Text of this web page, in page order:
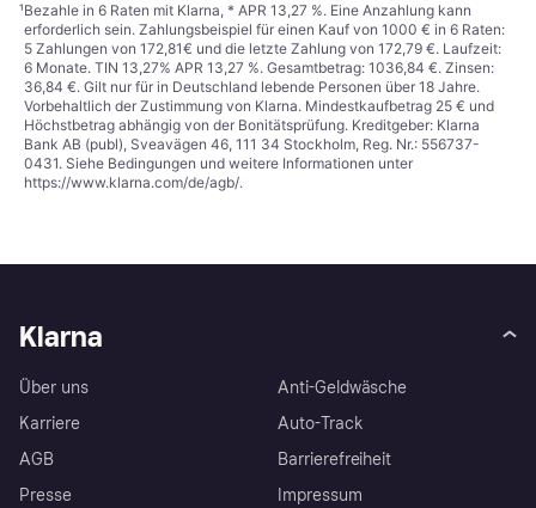
¹Bezahle in 6 Raten mit Klarna, * APR 13,27 %. Eine Anzahlung kann
erforderlich sein. Zahlungsbeispiel für einen Kauf von 1000 € in 6 Raten:
5 Zahlungen von 172,81€ und die letzte Zahlung von 172,79 €. Laufzeit:
6 Monate. TIN 13,27% APR 13,27 %. Gesamtbetrag: 1036,84 €. Zinsen:
36,84 €. Gilt nur für in Deutschland lebende Personen über 18 Jahre.
Vorbehaltlich der Zustimmung von Klarna. Mindestkaufbetrag 25 € und
Höchstbetrag abhängig von der Bonitätsprüfung. Kreditgeber: Klarna
Bank AB (publ), Sveavägen 46, 111 34 Stockholm, Reg. Nr.: 556737-
0431. Siehe Bedingungen und weitere Informationen unter
https://www.klarna.com/de/agb/.
Klarna
Über uns
Karriere
AGB
Presse
Anti-Geldwäsche
Auto-Track
Barrierefreiheit
Impressum